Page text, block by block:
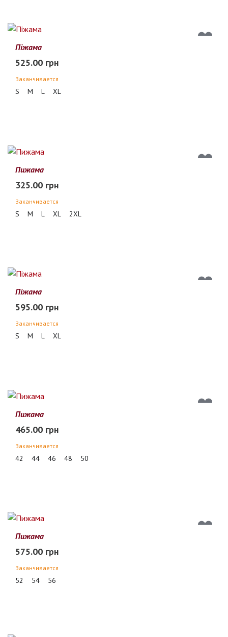
Піжама
525.00 грн
Заканчивается
S M L XL
Пижама
325.00 грн
Заканчивается
S M L XL 2XL
Піжама
595.00 грн
Заканчивается
S M L XL
Пижама
465.00 грн
Заканчивается
42 44 46 48 50
Пижама
575.00 грн
Заканчивается
52 54 56